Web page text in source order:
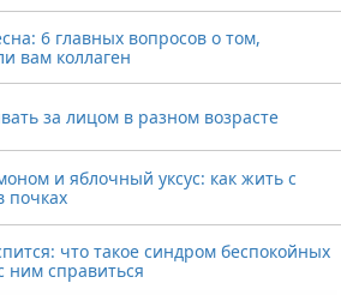
6 главных вопросов о том,
вам коллаген
за лицом в разном возрасте
и яблочный уксус: как жить с
почках
что такое синдром беспокойных
ним справиться